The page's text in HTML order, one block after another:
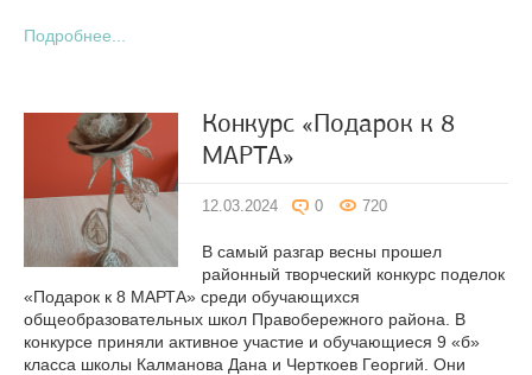
Подробнее...
Конкурс «Подарок к 8
МАРТА»
12.03.2024 0 720
В самый разгар весны прошел
районный творческий конкурс поделок
«Подарок к 8 МАРТА» среди обучающихся
общеобразовательных школ Правобережного района. В
конкурсе приняли активное участие и обучающиеся 9 «б»
класса школы Калманова Дана и Черткоев Георгий. Они